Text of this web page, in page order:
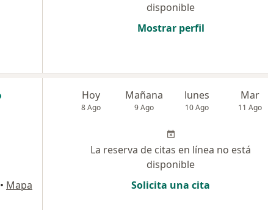
disponible
Mostrar perfil
• Mapa
Hoy
8 Ago
Mañana
9 Ago
lunes
10 Ago
Mar
11 Ago
La reserva de citas en línea no está
disponible
Solicita una cita